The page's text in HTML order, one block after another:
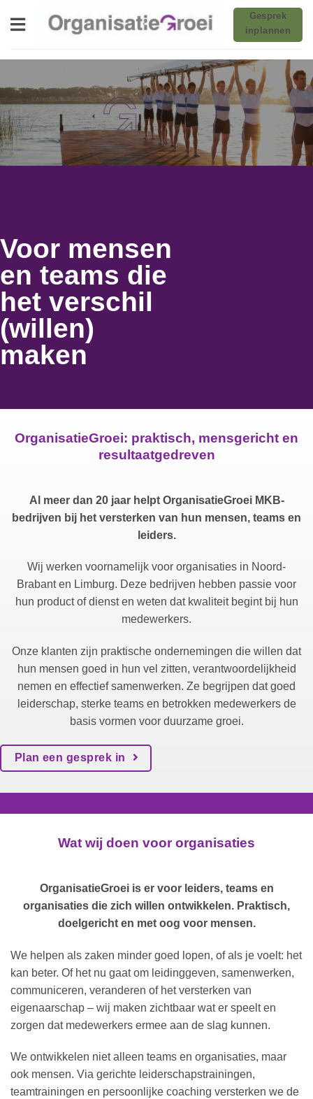
naar
Gesprek
inplannen
Voor mensen
en teams die
het verschil
(willen)
maken
OrganisatieGroei: praktisch, mensgericht en
resultaatgedreven
Al meer dan 20 jaar helpt OrganisatieGroei MKB-
bedrijven bij het versterken van hun mensen, teams en
leiders.
Wij werken voornamelijk voor organisaties in Noord-
Brabant en Limburg. Deze bedrijven hebben passie voor
hun product of dienst en weten dat kwaliteit begint bij hun
medewerkers.
Onze klanten zijn praktische ondernemingen die willen dat
hun mensen goed in hun vel zitten, verantwoordelijkheid
nemen en effectief samenwerken. Ze begrijpen dat goed
leiderschap, sterke teams en betrokken medewerkers de
basis vormen voor duurzame groei.
Plan een gesprek in
Wat wij doen voor organisaties
OrganisatieGroei is er voor leiders, teams en
organisaties die zich willen ontwikkelen. Praktisch,
doelgericht en met oog voor mensen.
We helpen als zaken minder goed lopen, of als je voelt: het
kan beter. Of het nu gaat om leidinggeven, samenwerken,
communiceren, veranderen of het versterken van
eigenaarschap – wij maken zichtbaar wat er speelt en
zorgen dat medewerkers ermee aan de slag kunnen.
We ontwikkelen niet alleen teams en organisaties, maar
ook mensen. Via gerichte leiderschapstrainingen,
teamtrainingen en persoonlijke coaching versterken we de